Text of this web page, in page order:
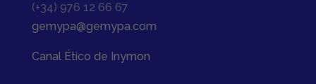
(+34) 976 12 66 67
gemypa@gemypa.com
Canal Ético de Inymon